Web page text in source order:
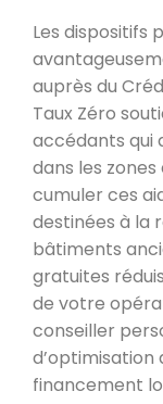
Les dispositifs
auprès du
Taux Zéro
accédants qui
dans les
cumuler ces
destinées à la
bâtiments
gratuites
de votre
conseiller
financement